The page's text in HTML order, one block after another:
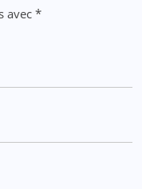
avec *